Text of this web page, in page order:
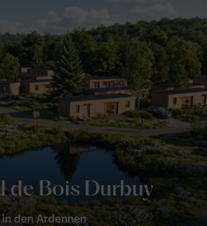
de Bois Durbuy
den Ardennen